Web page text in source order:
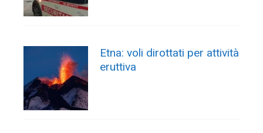
Etna: voli dirottati per attività
eruttiva